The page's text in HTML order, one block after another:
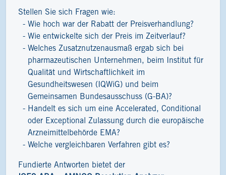
Stellen Sie sich Fragen wie:
Wie hoch war der Rabatt der Preisverhandlung?
Wie entwickelte sich der Preis im Zeitverlauf?
Welches Zusatznutzenausmaß ergab sich bei
pharmazeutischen Unternehmen, beim Institut für
Qualität und Wirtschaftlichkeit im
Gesundheitswesen (IQWiG) und beim
Gemeinsamen Bundesausschuss (G-BA)?
Handelt es sich um eine Accelerated, Conditional
oder Exceptional Zulassung durch die europäische
Arzneimittelbehörde EMA?
Welche vergleichbaren Verfahren gibt es?
Fundierte Antworten bietet der